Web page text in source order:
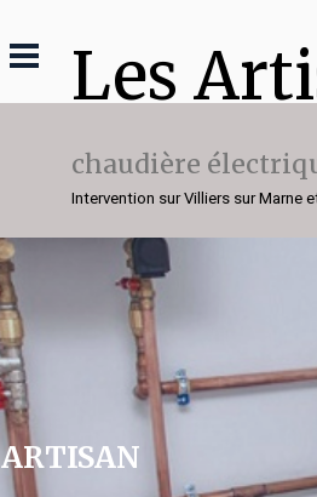
Les
chaudière
Intervention sur Villiers sur Marne
ARTISAN